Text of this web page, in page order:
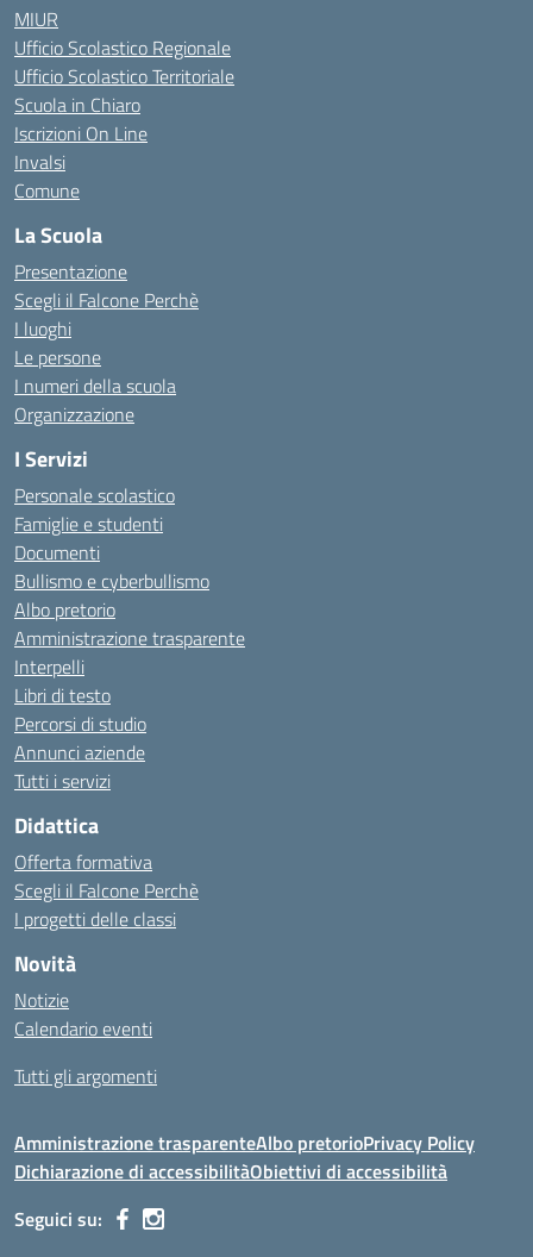
MIUR
Ufficio Scolastico Regionale
Ufficio Scolastico Territoriale
Scuola in Chiaro
Iscrizioni On Line
Invalsi
Comune
La Scuola
Presentazione
Scegli il Falcone Perchè
I luoghi
Le persone
I numeri della scuola
Organizzazione
I Servizi
Personale scolastico
Famiglie e studenti
Documenti
Bullismo e cyberbullismo
Albo pretorio
Amministrazione trasparente
Interpelli
Libri di testo
Percorsi di studio
Annunci aziende
Tutti i servizi
Didattica
Offerta formativa
Scegli il Falcone Perchè
I progetti delle classi
Novità
Notizie
Calendario eventi
Tutti gli argomenti
Amministrazione trasparenteAlbo pretorioPrivacy Policy
Dichiarazione di accessibilitàObiettivi di accessibilità
Seguici su: